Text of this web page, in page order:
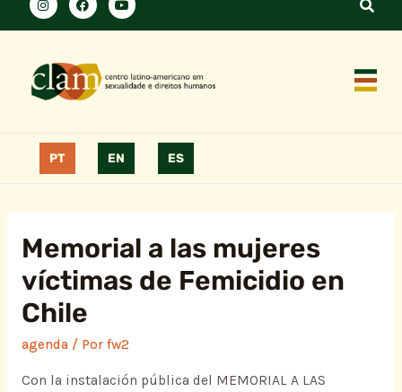
PT EN ES
Memorial a las mujeres
víctimas de Femicidio en
Chile
agenda/ Por fw2
Con la instalación pública del MEMORIAL A LAS